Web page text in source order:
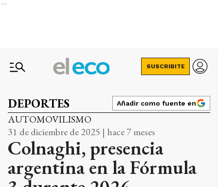
Ads
SUSCRIBITE
DEPORTES Añadir como fuente en
AUTOMOVILISMO
31 de diciembre de 2025 | hace 7 meses
Colnaghi, presencia
argentina en la Fórmula